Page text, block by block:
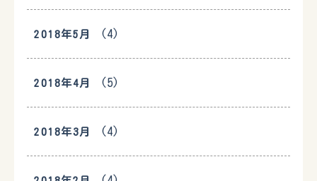
2018年5月 (4)
2018年4月 (5)
2018年3月 (4)